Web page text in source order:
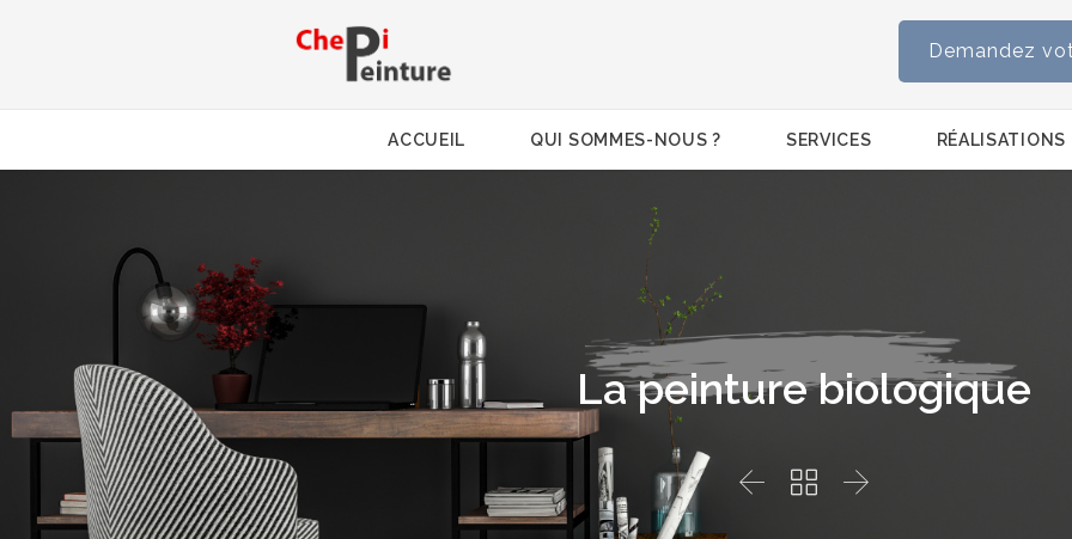
Demandez
to
content
ACCUEIL QUI SOMMES-NOUS ? SERVICES RÉALISATIONS
La peinture biologique
  